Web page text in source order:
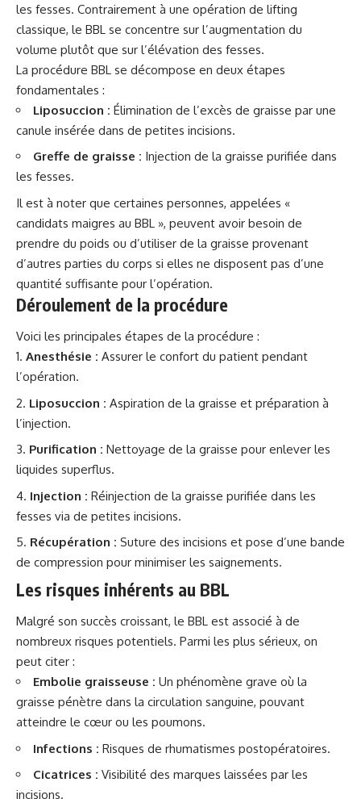
les fesses. Contrairement à une opération de lifting
classique, le BBL se concentre sur l’augmentation du
volume plutôt que sur l’élévation des fesses.
La procédure BBL se décompose en deux étapes
fondamentales :
Liposuccion : Élimination de l’excès de graisse par une
canule insérée dans de petites incisions.
Greffe de graisse : Injection de la graisse purifiée dans
les fesses.
Il est à noter que certaines personnes, appelées «
candidats maigres au BBL », peuvent avoir besoin de
prendre du poids ou d’utiliser de la graisse provenant
d’autres parties du corps si elles ne disposent pas d’une
quantité suffisante pour l’opération.
Déroulement de la procédure
Voici les principales étapes de la procédure :
Anesthésie : Assurer le confort du patient pendant
l’opération.
Liposuccion : Aspiration de la graisse et préparation à
l’injection.
Purification : Nettoyage de la graisse pour enlever les
liquides superflus.
Injection : Réinjection de la graisse purifiée dans les
fesses via de petites incisions.
Récupération : Suture des incisions et pose d’une bande
de compression pour minimiser les saignements.
Les risques inhérents au BBL
Malgré son succès croissant, le BBL est associé à de
nombreux risques potentiels. Parmi les plus sérieux, on
peut citer :
Embolie graisseuse : Un phénomène grave où la
graisse pénètre dans la circulation sanguine, pouvant
atteindre le cœur ou les poumons.
Infections : Risques de rhumatismes postopératoires.
Cicatrices : Visibilité des marques laissées par les
incisions.